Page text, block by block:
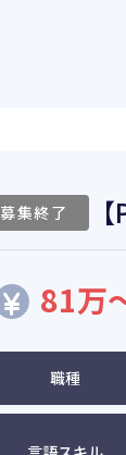
募集終了
81万
職種